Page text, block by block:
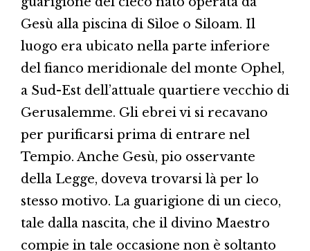
Gesù alla piscina di Sìloe o Siloam. Il
luogo era ubicato nella parte inferiore
del fianco meridionale del monte Ophel,
a Sud-Est dell’attuale quartiere vecchio di
Gerusalemme. Gli ebrei vi si recavano
per purificarsi prima di entrare nel
Tempio. Anche Gesù, pio osservante
della Legge, doveva trovarsi là per lo
stesso motivo. La guarigione di un cieco,
tale dalla nascita, che il divino Maestro
compie in tale occasione non è soltanto